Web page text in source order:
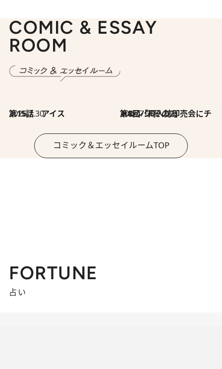
COMIC & ESSAY
ROOM
2026.7.30
第15話 アイス 2026.7.30
第8回「同人誌即売会にチャレンジ その2」
コミック＆エッセイルームTOP
FORTUNE
占い